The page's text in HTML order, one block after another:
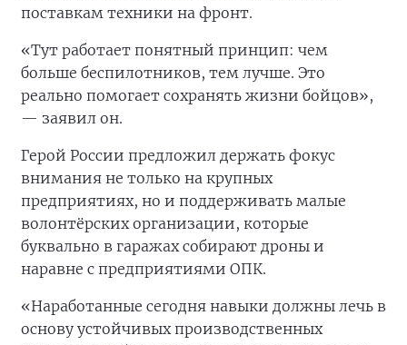
поставкам техники на фронт.
«Тут работает понятный принцип: чем
больше беспилотников, тем лучше. Это
реально помогает сохранять жизни бойцов»,
— заявил он.
Герой России предложил держать фокус
внимания не только на крупных
предприятиях, но и поддерживать малые
волонтёрских организации, которые
буквально в гаражах собирают дроны и
наравне с предприятиями ОПК.
«Наработанные сегодня навыки должны лечь в
основу устойчивых производственных